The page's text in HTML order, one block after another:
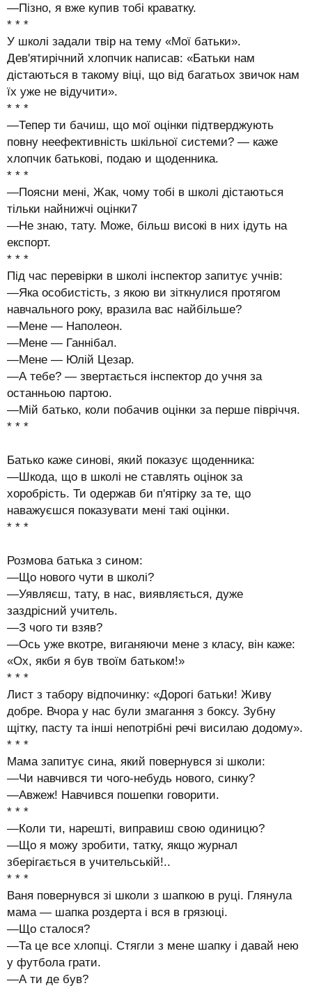
—Пізно, я вже купив тобі краватку.
* * *
У школі задали твір на тему «Мої батьки».
Дев'ятирічний хлопчик написав: «Батьки нам
дістаються в такому віці, що від багатьох звичок нам
їх уже не відучити».
* * *
—Тепер ти бачиш, що мої оцінки підтверджують
повну неефективність шкільної системи? — каже
хлопчик батькові, подаю и щоденника.
* * *
—Поясни мені, Жак, чому тобі в школі дістаються
тільки найнижчі оцінки7
—Не знаю, тату. Може, більш високі в них ідуть на
експорт.
* * *
Під час перевірки в школі інспектор запитує учнів:
—Яка особистість, з якою ви зіткнулися протягом
навчального року, вразила вас найбільше?
—Мене — Наполеон.
—Мене — Ганнібал.
—Мене — Юлій Цезар.
—А тебе? — звертається інспектор до учня за
останньою партою.
—Мій батько, коли побачив оцінки за перше півріччя.
* * *
Батько каже синові, який показує щоденника:
—Шкода, що в школі не ставлять оцінок за
хоробрість. Ти одержав би п'ятірку за те, що
наважуєшся показувати мені такі оцінки.
* * *
Розмова батька з сином:
—Що нового чути в школі?
—Уявляєш, тату, в нас, виявляється, дуже
заздрісний учитель.
—З чого ти взяв?
—Ось уже вкотре, виганяючи мене з класу, він каже:
«Ох, якби я був твоїм батьком!»
* * *
Лист з табору відпочинку: «Дорогі батьки! Живу
добре. Вчора у нас були змагання з боксу. Зубну
щітку, пасту та інші непотрібні речі висилаю додому».
* * *
Мама запитує сина, який повернувся зі школи:
—Чи навчився ти чого-небудь нового, синку?
—Авжеж! Навчився пошепки говорити.
* * *
—Коли ти, нарешті, виправиш свою одиницю?
—Що я можу зробити, татку, якщо журнал
зберігається в учительській!..
* * *
Ваня повернувся зі школи з шапкою в руці. Глянула
мама — шапка роздерта і вся в грязюці.
—Що сталося?
—Та це все хлопці. Стягли з мене шапку і давай нею
у футбола грати.
—А ти де був?